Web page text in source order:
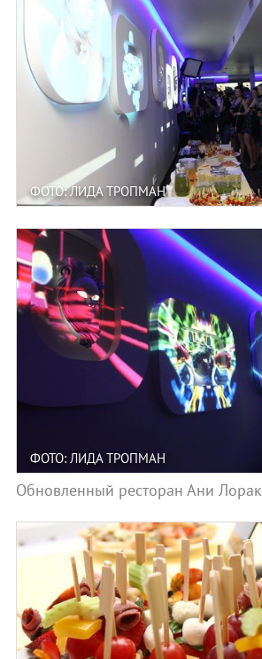
ФОТО: ЛИДА ТРОПМАН
ФОТО: ЛИДА ТРОПМАН
Обновленный ресторан Ани Лорак